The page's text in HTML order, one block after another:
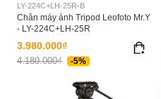
LY-224C+LH-25R-B
Chân máy ảnh Tripod Leofoto Mr.Y
- LY-224C+LH-25R
3.980.000₫
4.180.000₫ -5%